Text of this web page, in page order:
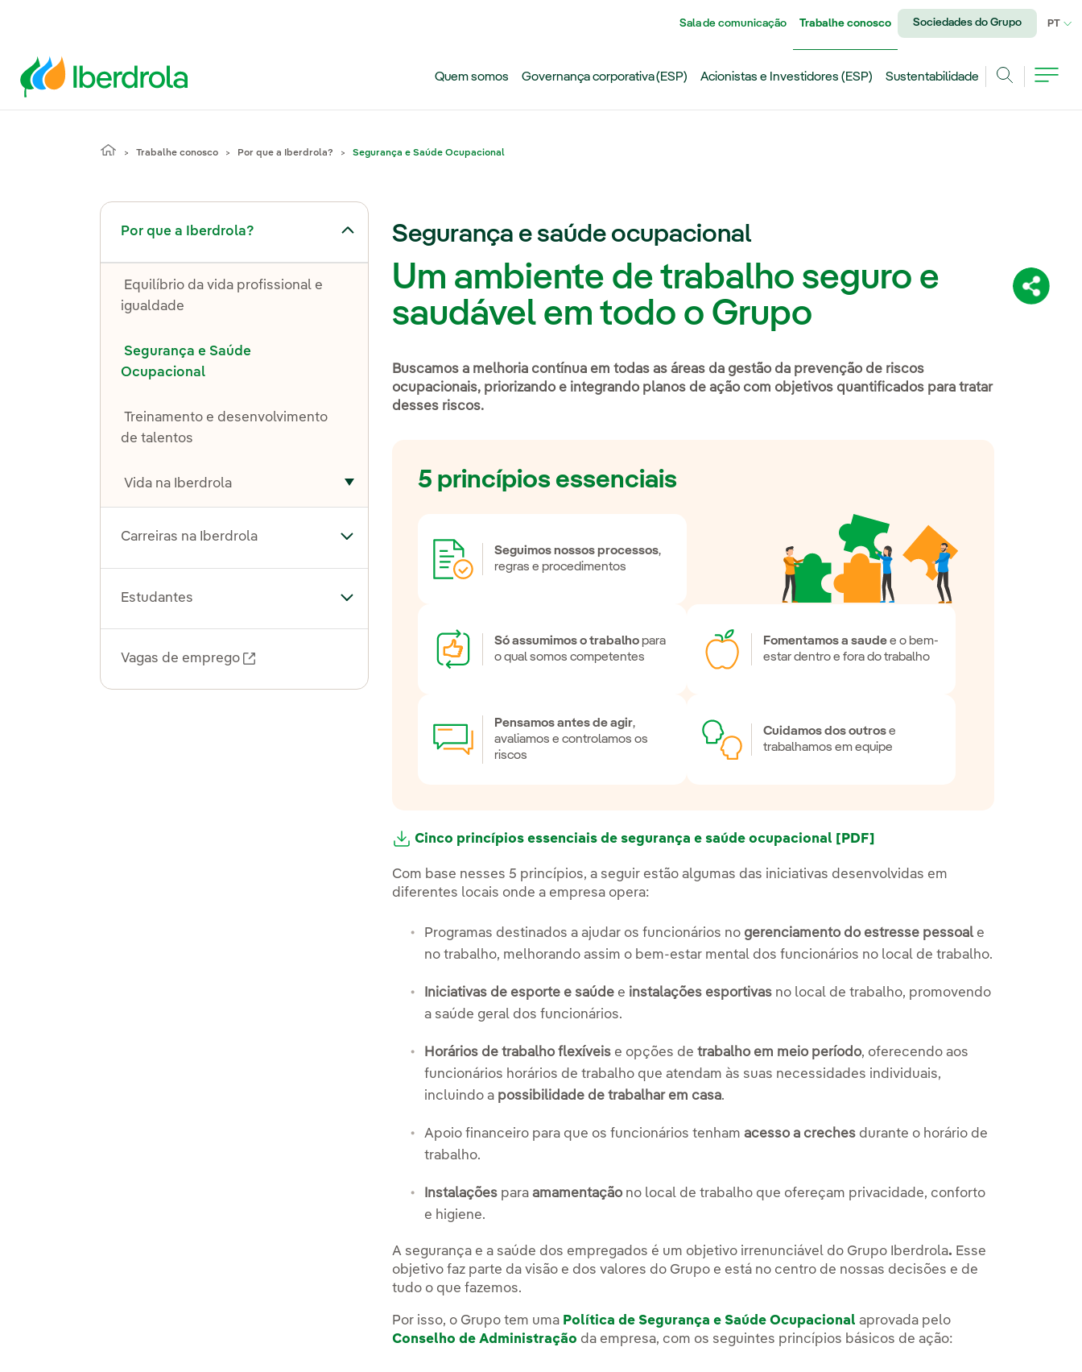
Sala de comunicação Trabalhe conosco Sociedades do Grupo PT
Quem somos Governança corporativa (ESP) Acionistas e Investidores (ESP)
Sustentabilidade
Trabalhe conosco Por que a Iberdrola? Segurança e Saúde Ocupacional
Por que a Iberdrola?
Alternar submenu de Por que a Iberdrola?
Equilíbrio da vida profissional e
igualdade
Segurança e Saúde
Ocupacional
Treinamento e desenvolvimento
de talentos
Vida na Iberdrola
Alternar submenu de Vida na Iberdrola
Carreiras na Iberdrola Alternar submenu de Carreiras na Iberdrola
Estudantes Alternar submenu de Estudantes
Vagas de emprego Link externo, abra em uma nova aba.
Segurança e saúde ocupacional
Um ambiente de trabalho seguro e
saudável em todo o Grupo
Buscamos a melhoria contínua em todas as áreas da gestão da prevenção de riscos
ocupacionais, priorizando e integrando planos de ação com objetivos quantificados para tratar
desses riscos.
5 princípios essenciais
Seguimos nossos processos,
regras e procedimentos
Só assumimos o trabalho para
o qual somos competentes
Fomentamos a saudee o bem-
estar dentro e fora do trabalho
Pensamos antes de agir,
avaliamos e controlamos os
riscos
Cuidamos dos outrose
trabalhamos em equipe
Link externo, abra em uma nova aba.
Cinco princípios essenciais de segurança e saúde ocupacional Nota
[PDF]
Com base nesses 5 princípios, a seguir estão algumas das iniciativas desenvolvidas em
diferentes locais onde a empresa opera:
Programas destinados a ajudar os funcionários no gerenciamento do estresse pessoal e
no trabalho, melhorando assim o bem-estar mental dos funcionários no local de trabalho.
Iniciativas de esporte e saúde e instalações esportivas no local de trabalho, promovendo
a saúde geral dos funcionários.
Horários de trabalho flexíveis e opções detrabalho em meio período, oferecendo aos
funcionários horários de trabalho que atendam às suas necessidades individuais,
incluindo a possibilidade de trabalhar em casa.
Apoio financeiro para que os funcionários tenhamacesso a creches durante o horário de
trabalho.
Instalações paraamamentação no local de trabalho que ofereçam privacidade, conforto
e higiene.
A segurança e a saúde dos empregados é um objetivo irrenunciável do Grupo Iberdrola. Esse
objetivo faz parte da visão e dos valores do Grupo e está no centro de nossas decisões e de
tudo o que fazemos.
Por isso, o Grupo tem uma Política de Segurança e Saúde Ocupacional aprovada pelo
Conselho de Administração da empresa, com os seguintes princípios básicos de ação: